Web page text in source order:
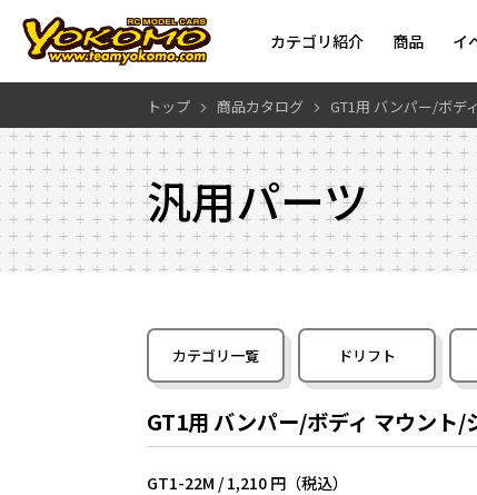
カテゴリ紹介 商品 イ
トップ 商品カタログ GT1用 バンパー/ボデ
汎用パーツ
カテゴリ一覧 ドリフト
GT1用 バンパー/ボディ マウント/
GT1-22M / 1,210 円（税込）